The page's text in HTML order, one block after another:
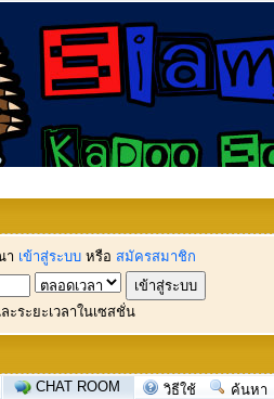
า เข้าสู่ระบบ หรือ สมัครสมาชิก
ระยะเวลาในเซสชั่น
CHAT ROOM วิธีใช้ ค้นหา